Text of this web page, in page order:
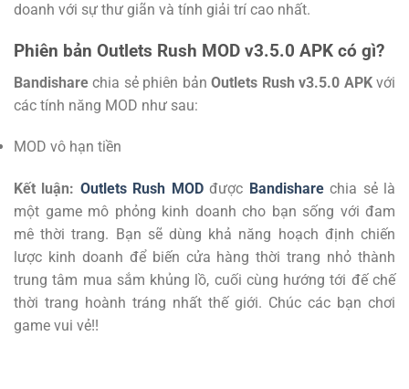
doanh với sự thư giãn và tính giải trí cao nhất.
Phiên bản Outlets Rush MOD v3.5.0 APK có gì?
Bandishare chia sẻ phiên bảnOutlets Rush v3.5.0 APKvới
các tính năng MOD như sau:
MOD vô hạn tiền
Kết luận: Outlets Rush MOD được Bandisharechia sẻ là
một game mô phỏng kinh doanh cho bạn sống với đam
mê thời trang. Bạn sẽ dùng khả năng hoạch định chiến
lược kinh doanh để biến cửa hàng thời trang nhỏ thành
trung tâm mua sắm khủng lồ, cuối cùng hướng tới đế chế
thời trang hoành tráng nhất thế giới. Chúc các bạn chơi
game vui vẻ!!